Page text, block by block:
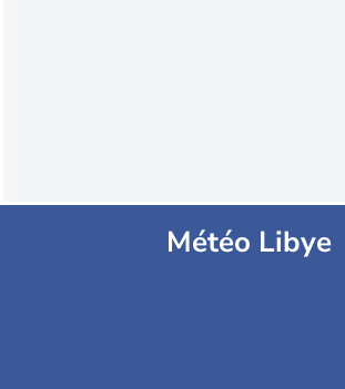
Météo Libye